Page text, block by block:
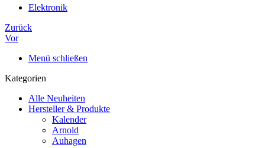
Elektronik
Zurück
Vor
Menü schließen
Kategorien
Alle Neuheiten
Hersteller & Produkte
Kalender
Arnold
Auhagen